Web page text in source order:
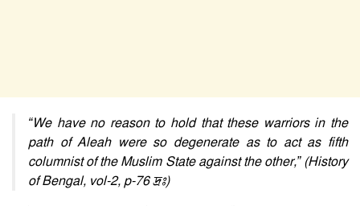
“We have no reason to hold that these warriors in the
path of Aleah were so degenerate as to act as fifth
columnist of the Muslim State against the other,” (History
of Bengal, vol-2, p-76 দ্রঃ)